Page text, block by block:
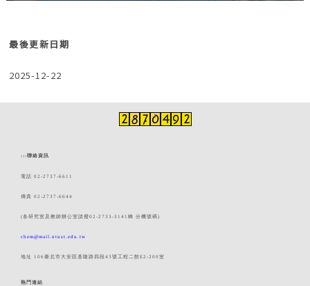
最後更新日期
2025-12-22
::: 聯絡資訊
電話 02-2737-6611
傳真 02-2737-6644
(各研究室及教師辦公室請撥02-2733-3141轉 分機號碼)
chem@mail.ntust.edu.tw
地址 106臺北市大安區基隆路四段43號工程二館E2-200室
熱門連結